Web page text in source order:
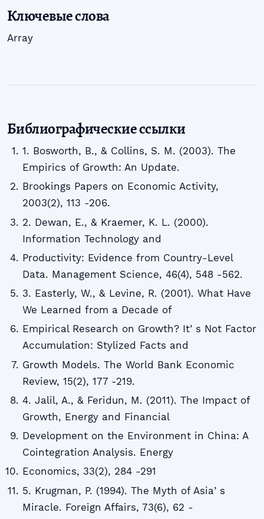
Ключевые слова
Array
Библиографические ссылки
1. Bosworth, B., & Collins, S. M. (2003). The
Empirics of Growth: An Update.
Brookings Papers on Economic Activity,
2003(2), 113 -206.
2. Dewan, E., & Kraemer, K. L. (2000).
Information Technology and
Productivity: Evidence from Country-Level
Data. Management Science, 46(4), 548 -562.
3. Easterly, W., & Levine, R. (2001). What Have
We Learned from a Decade of
Empirical Research on Growth? Itʼs Not Factor
Accumulation: Stylized Facts and
Growth Models. The World Bank Economic
Review, 15(2), 177 -219.
4. Jalil, A., & Feridun, M. (2011). The Impact of
Growth, Energy and Financial
Development on the Environment in China: A
Cointegration Analysis. Energy
Economics, 33(2), 284 -291
5. Krugman, P. (1994). The Myth of Asiaʼs
Miracle. Foreign Affairs, 73(6), 62 -